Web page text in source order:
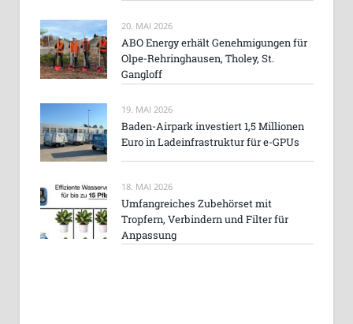
20. MAI 2026
ABO Energy erhält Genehmigungen für
Olpe-Rehringhausen, Tholey, St.
Gangloff
19. MAI 2026
Baden-Airpark investiert 1,5 Millionen
Euro in Ladeinfrastruktur für e-GPUs
18. MAI 2026
Umfangreiches Zubehörset mit
Tropfern, Verbindern und Filter für
Anpassung